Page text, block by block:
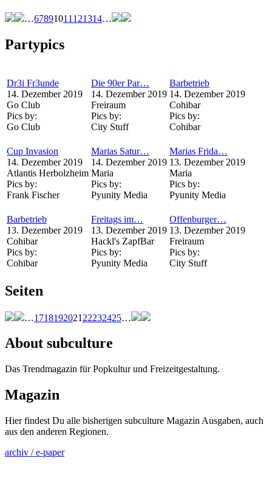
…67891011 121314…
Partypics
Dr3i Fr3unde
14. Dezember 2019
Go Club
Pics by:
Go Club
Die 90er Par…
14. Dezember 2019
Freiraum
Pics by:
City Stuff
Barbetrieb
14. Dezember 2019
Cohibar
Pics by:
Cohibar
Cup Invasion
14. Dezember 2019
Atlantis Herbolzheim
Pics by:
Frank Fischer
Marias Satur…
14. Dezember 2019
Maria
Pics by:
Pyunity Media
Marias Frida…
13. Dezember 2019
Maria
Pics by:
Pyunity Media
Barbetrieb
13. Dezember 2019
Cohibar
Pics by:
Cohibar
Freitags im…
13. Dezember 2019
Hackl's ZapfBar
Pics by:
Pyunity Media
Offenburger…
13. Dezember 2019
Freiraum
Pics by:
City Stuff
Seiten
…1718192021 22232425…
About subculture
Das Trendmagazin für Popkultur und Freizeitgestaltung.
Magazin
Hier findest Du alle bisherigen subculture Magazin Ausgaben, auch
aus den anderen Regionen.
archiv / e-paper